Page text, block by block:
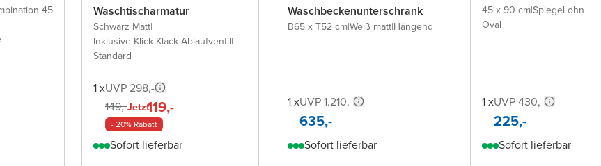
45
Waschtischarmatur
Schwarz Matt|
Inklusive Klick-Klack Ablaufventil|
Standard
1 xUVP 298,-
149,-Jetzt119,-
- 20% Rabatt
Sofort lieferbar
Waschbeckenunterschrank
B65 x T52 cm|Weiß matt|Hängend
1 xUVP 1.210,-
635,-
Sofort lieferbar
45 x 90 cm|Spiegel ohne
Oval
1 xUVP 430,-
225,-
Sofort lieferbar